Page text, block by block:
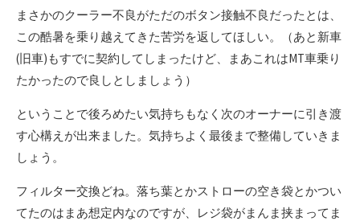
まさかのクーラー不良がただのボタン接触不良だったとは、
この酷暑を乗り越えてきた苦労を返してほしい。（あと新車
(旧車)もすでに契約してしまったけど、まあこれはMT車乗り
たかったので良しとしましょう）
ということで後ろめたい気持ちもなく次のオーナーに引き渡
す心構えが出来ました。気持ちよく最後まで整備していきま
しょう。
フィルター交換どね。落ち葉とかストローの空き袋とかつい
てたのはまあ想定内なのですが、レジ袋がまんま挟まってま